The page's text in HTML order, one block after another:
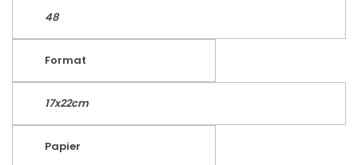
48
Format
17x22cm
Papier